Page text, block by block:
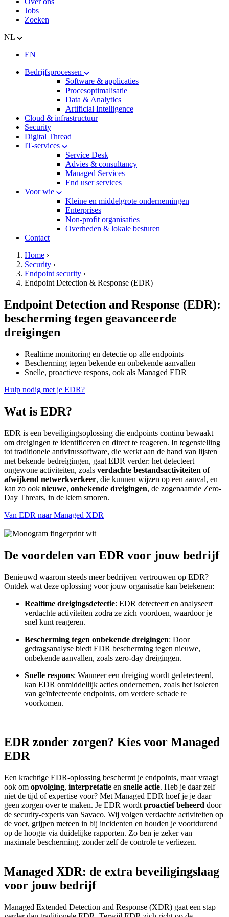
Jobs
Zoeken
NL
EN
Bedrijfsprocessen
Software & applicaties
Procesoptimalisatie
Data & Analytics
Artificial Intelligence
Cloud & infrastructuur
Security
Digital Thread
IT-services
Service Desk
Advies & consultancy
Managed Services
End user services
Voor wie
Kleine en middelgrote ondernemingen
Enterprises
Non-profit organisaties
Overheden & lokale besturen
Contact
hamburger
Kruimelpad
Home ›
Security ›
Endpoint security ›
Endpoint Detection & Response (EDR)
Endpoint Detection and Response (EDR):
bescherming tegen geavanceerde
dreigingen
Realtime monitoring en detectie op alle endpoints
Bescherming tegen bekende en onbekende aanvallen
Snelle, proactieve respons, ook als Managed EDR
Hulp nodig met je EDR?
Wat is EDR?
EDR is een beveiligingsoplossing die endpoints continu bewaakt
om dreigingen te identificeren en direct te reageren. In tegenstelling
tot traditionele antivirussoftware, die werkt aan de hand van lijsten
met bekende bedreigingen, gaat EDR verder: het detecteert
ongewone activiteiten, zoals verdachte bestandsactiviteiten of
afwijkend netwerkverkeer, die kunnen wijzen op een aanval, en
kan zo ook nieuwe, onbekende dreigingen, de zogenaamde Zero-
Day Threats, in de kiem smoren.
Van EDR naar Managed XDR
De voordelen van EDR voor jouw bedrijf
Benieuwd waarom steeds meer bedrijven vertrouwen op EDR?
Ontdek wat deze oplossing voor jouw organisatie kan betekenen:
Realtime dreigingsdetectie: EDR detecteert en analyseert
verdachte activiteiten zodra ze zich voordoen, waardoor je
snel kunt reageren.
Bescherming tegen onbekende dreigingen: Door
gedragsanalyse biedt EDR bescherming tegen nieuwe,
onbekende aanvallen, zoals zero-day dreigingen.
Snelle respons: Wanneer een dreiging wordt gedetecteerd,
kan EDR onmiddellijk acties ondernemen, zoals het isoleren
van geïnfecteerde endpoints, om verdere schade te
voorkomen.
EDR zonder zorgen? Kies voor Managed
EDR
Een krachtige EDR-oplossing beschermt je endpoints, maar vraagt
ook om opvolging, interpretatie en snelle actie. Heb je daar zelf
niet de tijd of expertise voor? Met Managed EDR hoef je je daar
geen zorgen over te maken. Je EDR wordt proactief beheerd door
de security-experts van Savaco. Wij volgen verdachte activiteiten op
de voet, grijpen meteen in bij incidenten en houden je voortdurend
op de hoogte via duidelijke rapporten. Zo ben je zeker van
maximale bescherming, zonder zelf de controle te verliezen.
Managed XDR: de extra beveiligingslaag
voor jouw bedrijf
Managed Extended Detection and Response (XDR) gaat een stap